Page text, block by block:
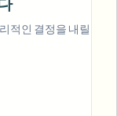
적인 결정을 내릴